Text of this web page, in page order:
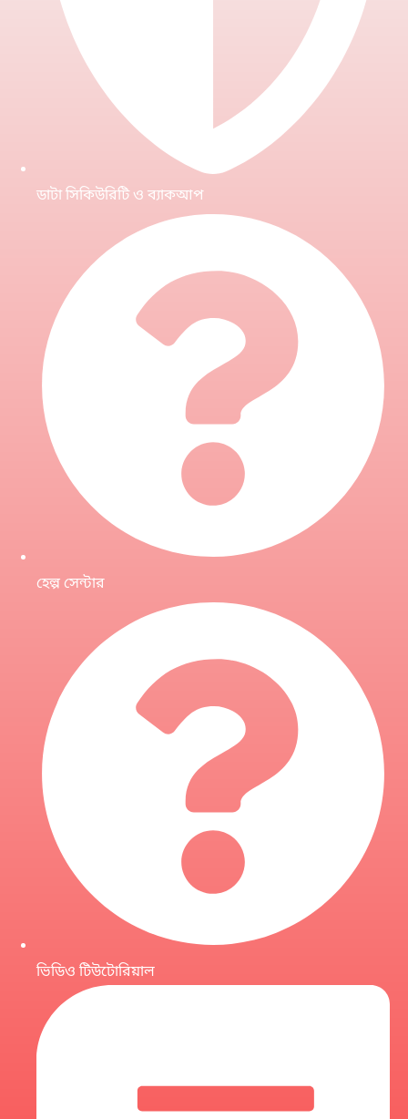
ডাটা সিকিউরিটি ও ব্যাকআপ
হেল্প সেন্টার
ভিডিও টিউটোরিয়াল